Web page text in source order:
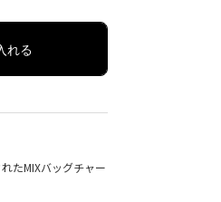
れる
たMIXバッグチャー